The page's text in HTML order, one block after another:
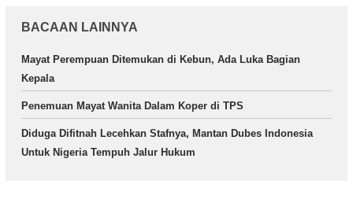
BACAAN LAINNYA
Mayat Perempuan Ditemukan di Kebun, Ada Luka Bagian
Kepala
Penemuan Mayat Wanita Dalam Koper di TPS
Diduga Difitnah Lecehkan Stafnya, Mantan Dubes Indonesia
Untuk Nigeria Tempuh Jalur Hukum